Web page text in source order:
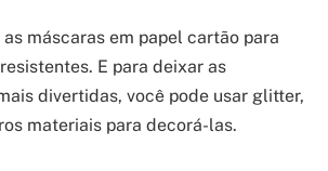
máscaras em papel cartão para
E para deixar as
divertidas, você pode usar glitter,
materiais para decorá-las.